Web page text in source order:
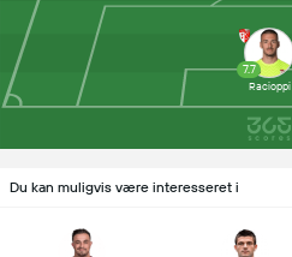
7.7
Racioppi
Du kan muligvis være interesseret i